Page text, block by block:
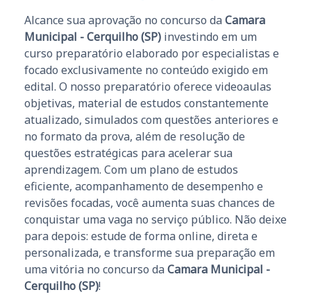
Alcance sua aprovação no concurso da Camara
Municipal - Cerquilho (SP) investindo em um
curso preparatório elaborado por especialistas e
focado exclusivamente no conteúdo exigido em
edital. O nosso preparatório oferece videoaulas
objetivas, material de estudos constantemente
atualizado, simulados com questões anteriores e
no formato da prova, além de resolução de
questões estratégicas para acelerar sua
aprendizagem. Com um plano de estudos
eficiente, acompanhamento de desempenho e
revisões focadas, você aumenta suas chances de
conquistar uma vaga no serviço público. Não deixe
para depois: estude de forma online, direta e
personalizada, e transforme sua preparação em
uma vitória no concurso da Camara Municipal -
Cerquilho (SP)!